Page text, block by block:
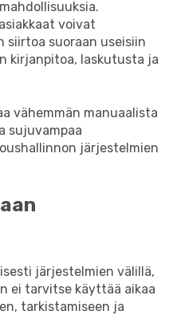
voivat
suoraan useisiin
kirjanpitoa, laskutusta ja
vähemmän manuaalista
sujuvampaa
järjestelmien
järjestelmien välillä,
ei tarvitse käyttää aikaa
tarkistamiseen ja